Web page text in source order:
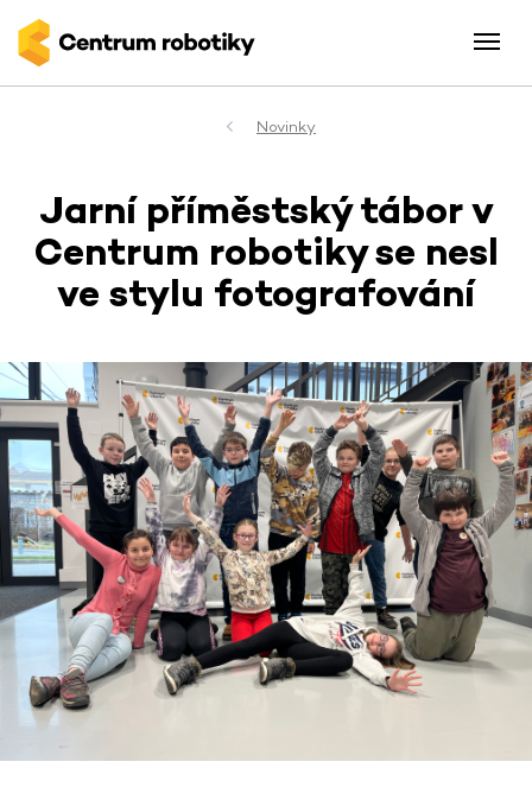
Novinky
Jarní příměstský tábor v
Centrum robotiky se nesl
ve stylu fotografování